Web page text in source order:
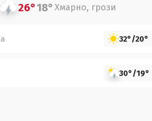
26°18° Хмарно, грози
32°/20°
30°/19°